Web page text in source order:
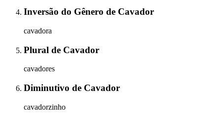
Inversão do Gênero de Cavador
cavadora
Plural de Cavador
cavadores
Diminutivo de Cavador
cavadorzinho